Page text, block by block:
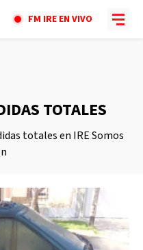
FM IRE EN VIVO
TOTALES
totales en IRE Somos